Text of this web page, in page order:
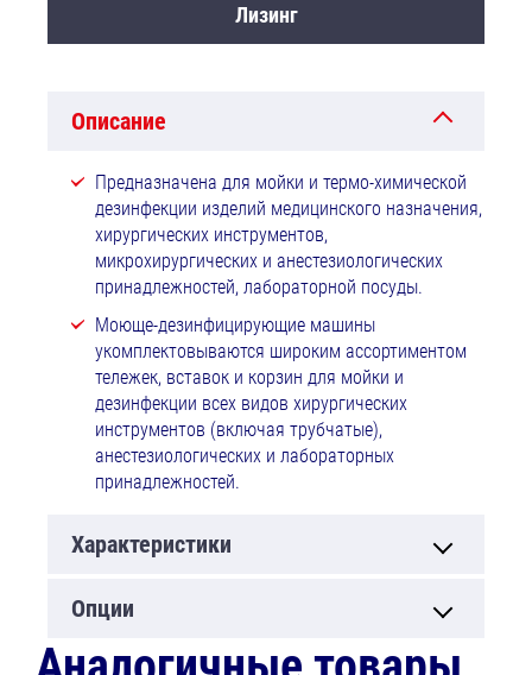
Лизинг
Описание
Предназначена для мойки и термо-химической
дезинфекции изделий медицинского назначения,
хирургических инструментов,
микрохирургических и анестезиологических
принадлежностей, лабораторной посуды.
Моюще-дезинфицирующие машины
укомплектовываются широким ассортиментом
тележек, вставок и корзин для мойки и
дезинфекции всех видов хирургических
инструментов (включая трубчатые),
анестезиологических и лабораторных
принадлежностей.
Характеристики
Опции